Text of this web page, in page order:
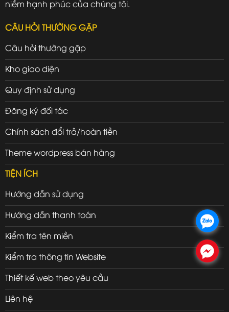
niềm hạnh phúc của chúng tôi.
CÂU HỎI THƯỜNG GẶP
Câu hỏi thường gặp
Kho giao diện
Quy định sử dụng
Đăng ký đối tác
Chính sách đổi trả/hoàn tiền
Theme wordpress bán hàng
TIỆN ÍCH
Hướng dẫn sử dụng
Hướng dẫn thanh toán
Kiểm tra tên miền
Kiểm tra thông tin Website
Thiết kế web theo yêu cầu
Liên hệ
.
.